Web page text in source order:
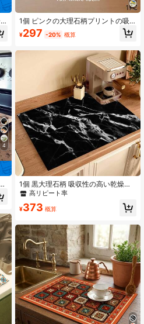
ー
ー
ー
4
1個 ピンクの大理石柄プリントの吸
収性マット/コーヒーメーカー用乾燥
マット、食器用 - 吸収性ポリエステ
り止めパッド付き、キッチンカウン
ターの装飾、ホームバー、ダイニン
¥297 -20% 概算
1個 黒大理石柄 吸収性の高い乾燥マ
ット、新しい防水キッチンカウンタ
製 滑り止め 速乾性パッド、キッチン
高リピート率
¥373 概算